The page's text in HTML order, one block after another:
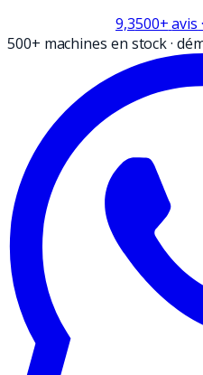
9,3500+avis
500+ machines en stock·